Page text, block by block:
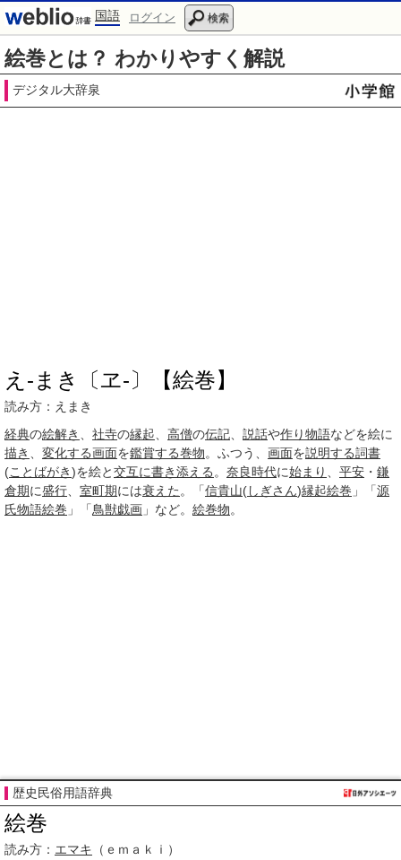
国語 ログイン 検索
絵巻とは？ わかりやすく解説
デジタル大辞泉
え‐まき〔ヱ‐〕【絵巻】
読み方：えまき
経典の絵解き 社寺の縁起 高僧の伝記 説話や作り物語などを絵に
描き
変化する画面を鑑賞する巻物。ふつう、 画面を説明する詞書
(ことばがき)を絵と交互に書き添える 。 奈良時代に始まり 平安 ・ 鎌
倉期に盛行 室町期には衰えた 。「信貴山(しぎさん)縁起絵巻 」「源
氏物語絵巻 」「鳥獣戯画 」など。 絵巻物。
歴史民俗用語辞典
絵巻
読み方： エマキ （ｅｍａｋｉ）